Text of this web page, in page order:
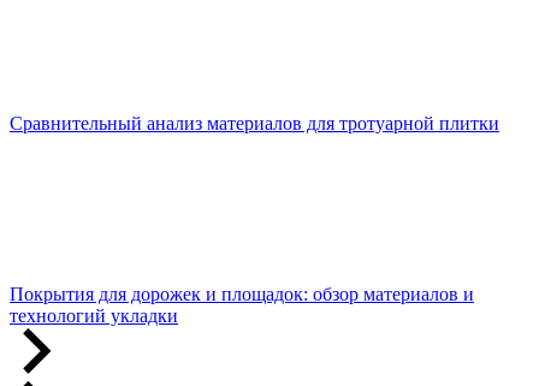
Сравнительный анализ материалов для тротуарной плитки
Покрытия для дорожек и площадок: обзор материалов и
технологий укладки